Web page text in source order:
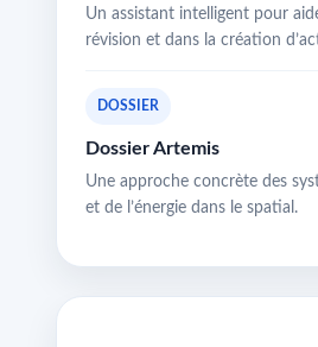
Un assistant intelligent pour
révision et dans la création
DOSSIER
Dossier Artemis
Une approche concrète des
et de l’énergie dans le spatial.